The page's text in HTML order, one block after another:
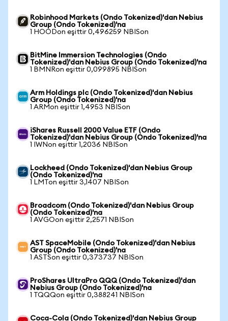
Robinhood Markets (Ondo Tokenized)'dan Nebius
Group (Ondo Tokenized)'na
1 HOODon eşittir 0,496259 NBISon
BitMine Immersion Technologies (Ondo
Tokenized)'dan Nebius Group (Ondo Tokenized)'na
1 BMNRon eşittir 0,099895 NBISon
Arm Holdings plc (Ondo Tokenized)'dan Nebius
Group (Ondo Tokenized)'na
1 ARMon eşittir 1,4953 NBISon
iShares Russell 2000 Value ETF (Ondo
Tokenized)'dan Nebius Group (Ondo Tokenized)'na
1 IWNon eşittir 1,2036 NBISon
Lockheed (Ondo Tokenized)'dan Nebius Group
(Ondo Tokenized)'na
1 LMTon eşittir 3,1407 NBISon
Broadcom (Ondo Tokenized)'dan Nebius Group
(Ondo Tokenized)'na
1 AVGOon eşittir 2,2571 NBISon
AST SpaceMobile (Ondo Tokenized)'dan Nebius
Group (Ondo Tokenized)'na
1 ASTSon eşittir 0,373737 NBISon
ProShares UltraPro QQQ (Ondo Tokenized)'dan
Nebius Group (Ondo Tokenized)'na
1 TQQQon eşittir 0,388241 NBISon
Coca-Cola (Ondo Tokenized)'dan Nebius Group